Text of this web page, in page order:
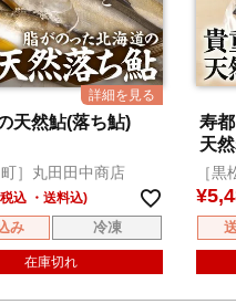
天然鮎(落ち鮎)
町］丸田田中商店
税込
み 冷凍
在庫切れ
寿
天
［
¥